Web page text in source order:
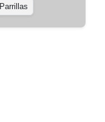
Parrillas